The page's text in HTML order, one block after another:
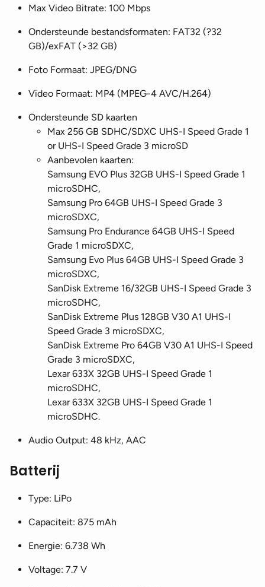
Max Video Bitrate: 100 Mbps
Ondersteunde bestandsformaten: FAT32 (?32
GB)/exFAT (>32 GB)
Foto Formaat: JPEG/DNG
Video Formaat: MP4 (MPEG-4 AVC/H.264)
Ondersteunde SD kaarten
Max 256 GB SDHC/SDXC UHS-I Speed Grade 1
or UHS-I Speed Grade 3 microSD
Aanbevolen kaarten:
Samsung EVO Plus 32GB UHS-I Speed Grade 1
microSDHC,
Samsung Pro 64GB UHS-I Speed Grade 3
microSDXC,
Samsung Pro Endurance 64GB UHS-I Speed
Grade 1 microSDXC,
Samsung Evo Plus 64GB UHS-I Speed Grade 3
microSDXC,
SanDisk Extreme 16/32GB UHS-I Speed Grade 3
microSDHC,
SanDisk Extreme Plus 128GB V30 A1 UHS-I
Speed Grade 3 microSDXC,
SanDisk Extreme Pro 64GB V30 A1 UHS-I Speed
Grade 3 microSDXC,
Lexar 633X 32GB UHS-I Speed Grade 1
microSDHC,
Lexar 633X 32GB UHS-I Speed Grade 1
microSDHC.
Audio Output: 48 kHz, AAC
Batterij
Type: LiPo
Capaciteit: 875 mAh
Energie: 6.738 Wh
Voltage: 7.7 V